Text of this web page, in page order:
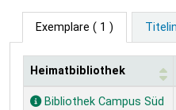
Exemplare ( 1 )
Exemplare
Heimatbibliothek
Bibliothek Campus Süd